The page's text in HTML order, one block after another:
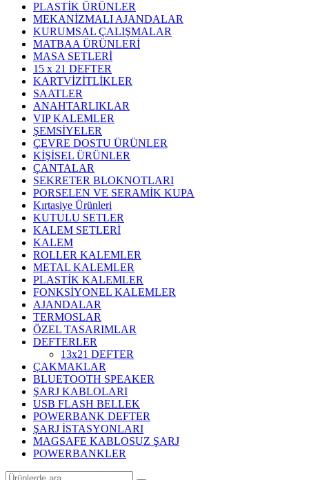
PLASTİK ÜRÜNLER
MEKANİZMALI AJANDALAR
KURUMSAL ÇALIŞMALAR
MATBAA ÜRÜNLERİ
MASA SETLERİ
15 x 21 DEFTER
KARTVİZİTLİKLER
SAATLER
ANAHTARLIKLAR
VIP KALEMLER
ŞEMSİYELER
ÇEVRE DOSTU ÜRÜNLER
KİŞİSEL ÜRÜNLER
ÇANTALAR
SEKRETER BLOKNOTLARI
PORSELEN VE SERAMİK KUPA
Kırtasiye Ürünleri
KUTULU SETLER
KALEM SETLERİ
KALEM
ROLLER KALEMLER
METAL KALEMLER
PLASTİK KALEMLER
FONKSİYONEL KALEMLER
AJANDALAR
TERMOSLAR
ÖZEL TASARIMLAR
DEFTERLER
13x21 DEFTER
ÇAKMAKLAR
BLUETOOTH SPEAKER
ŞARJ KABLOLARI
USB FLASH BELLEK
POWERBANK DEFTER
ŞARJ İSTASYONLARI
MAGSAFE KABLOSUZ ŞARJ
POWERBANKLER